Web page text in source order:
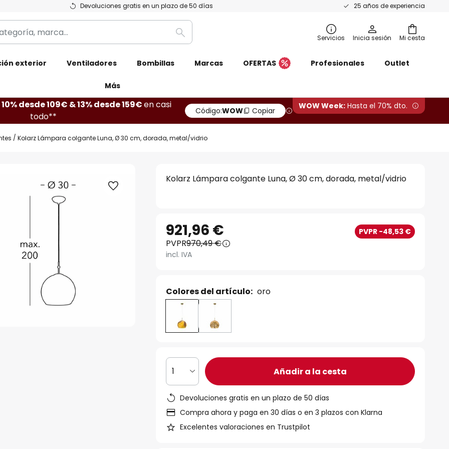
Devoluciones gratis en un plazo de 50 días 25 años de experiencia
Mi cesta
Buscar Servicios Inicia sesión
exterior Ventiladores Bombillas Marcas OFERTAS Profesionales Outlet
Más
10% desde 109€ & 13% desde 159€en casi
todo**
Código:WOW Copiar WOW Week: Hasta el 70% dto.
Kolarz Lámpara colgante Luna, Ø 30 cm, dorada, metal/vidrio
Kolarz Lámpara colgante Luna, Ø 30 cm, dorada, metal/vidrio
921,96 € PVPR -48,53 €
PVPR970,49 €
incl. IVA
Colores del artículo: oro
1 Añadir a la cesta
Devoluciones gratis en un plazo de 50 días
Compra ahora y paga en 30 días o en 3 plazos con Klarna
Excelentes valoraciones en Trustpilot